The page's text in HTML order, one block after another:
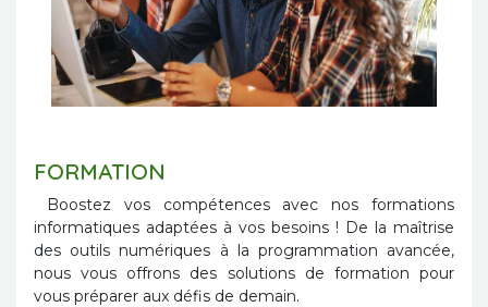
FORMATION
Boostez vos compétences avec nos formations
informatiques adaptées à vos besoins ! De la maîtrise
des outils numériques à la programmation avancée,
nous vous offrons des solutions de formation pour
vous préparer aux défis de demain.